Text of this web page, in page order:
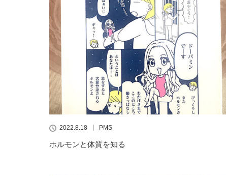
2022.8.18 PMS
ホルモンと体質を知る